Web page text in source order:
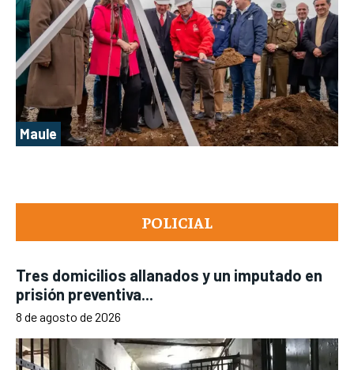
POLICIAL
Tres domicilios allanados y un imputado en
prisión preventiva...
8 de agosto de 2026
Maule